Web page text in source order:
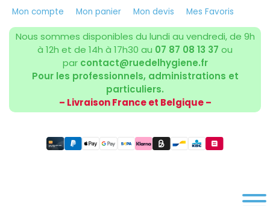
Mon compte Mon panier Mon devis Mes Favoris
Nous sommes disponibles du lundi au vendredi, de 9h
à 12h et de 14h à 17h30 au 07 87 08 13 37 ou
par contact@ruedelhygiene.fr
Pour les professionnels, administrations et
particuliers.
– Livraison France et Belgique –